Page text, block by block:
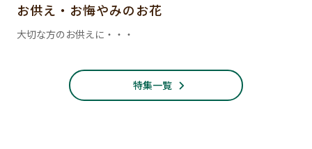
お供え・お悔やみのお花
大切な方のお供えに・・・
特集一覧